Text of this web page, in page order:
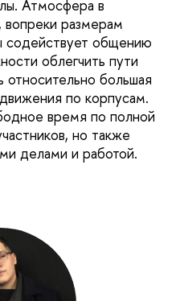
Атмосфера в
размерам
содействует общению
облегчить пути
относительно большая
по корпусам.
время по полной
но также
делами и работой.